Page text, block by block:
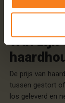
helpen. Zo ben
Wat zijn
De prijs van
tussen gestort
los geleverd en